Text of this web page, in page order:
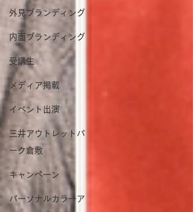
外見ブランディング
内面ブランディング
受講生
メディア掲載
イベント出演
三井アウトレットパ
ーク倉敷
キャンペーン
パーソナルカラーア